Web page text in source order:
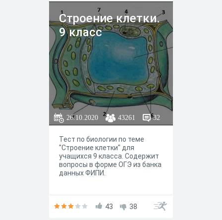
Строение клетки.
9 класс
26.10.2020 43261 32
Тест по биологии по теме
"Строение клетки" для
учащихся 9 класса. Содержит
вопросы в форме ОГЭ из банка
данных ФИПИ.
43 38